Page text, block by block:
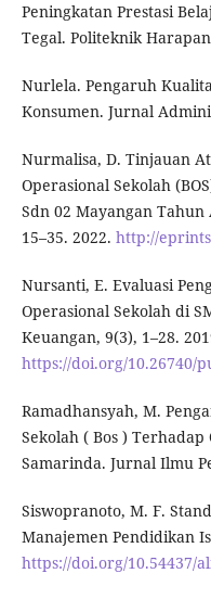
Peningkatan Prestasi
Tegal. Politeknik
Nurlela. Pengaruh
Konsumen. Jurnal
Nurmalisa, D. Tinjauan
Operasional Sekolah
Sdn 02 Mayangan
15–35. 2022. http://
Nursanti, E. Evaluasi
Operasional Sekolah di
Keuangan, 9(3), 1–28.
https://doi.org/10.26740/
Ramadhansyah, M.
Sekolah ( Bos )
Samarinda. Jurnal Ilmu
Siswopranoto, M. F.
Manajemen Pendidikan
https://doi.org/10.54437/